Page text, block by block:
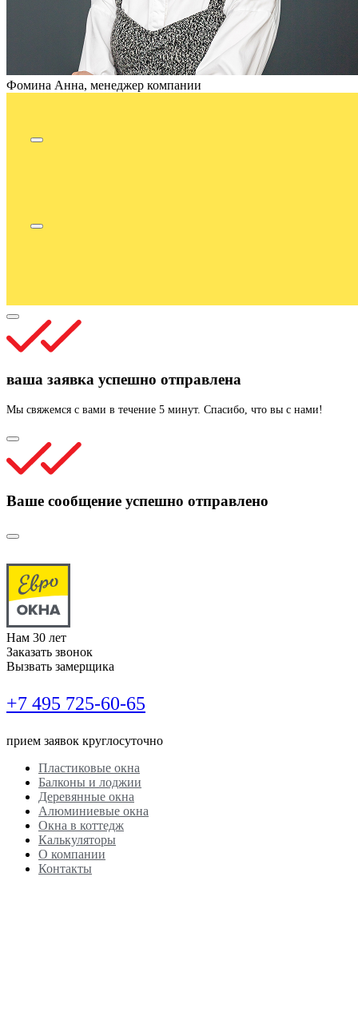
Фомина Анна, менеджер компании
ваша заявка успешно отправлена
Мы свяжемся с вами в течение 5 минут. Спасибо, что вы с нами!
Ваше сообщение успешно отправлено
Нам 30 лет
Заказать звонок
Вызвать замерщика
+7 495 725-60-65
прием заявок круглосуточно
Пластиковые окна
Балконы и лоджии
Деревянные окна
Алюминиевые окна
Окна в коттедж
Калькуляторы
О компании
Контакты